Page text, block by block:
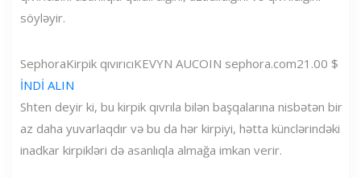
söyləyir.
SephoraKirpik qıvırıcıKEVYN AUCOIN sephora.com21.00 $
İNDİ ALIN
Shten deyir ki, bu kirpik qıvrıla bilən başqalarına nisbətən bir
az daha yuvarlaqdır və bu da hər kirpiyi, hətta künclərindəki
inadkar kirpikləri də asanlıqla almağa imkan verir.